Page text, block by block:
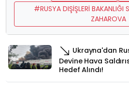
#RUSYA DIŞİŞLERİ BAKANLIĞI
ZAHAROVA
Ukrayna'dan
Devine Hava
Hedef Alındı!